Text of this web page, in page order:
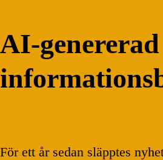
AI-
För ett år sedan släpptes